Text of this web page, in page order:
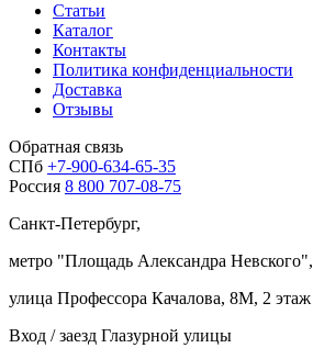
Статьи
Каталог
Контакты
Политика конфиденциальности
Доставка
Отзывы
Обратная связь
СПб +7-900-634-65-35
Россия 8 800 707-08-75
Санкт-Петербург,
метро "Площадь Александра Невского",
улица Профессора Качалова, 8М, 2 этаж
Вход / заезд Глазурной улицы